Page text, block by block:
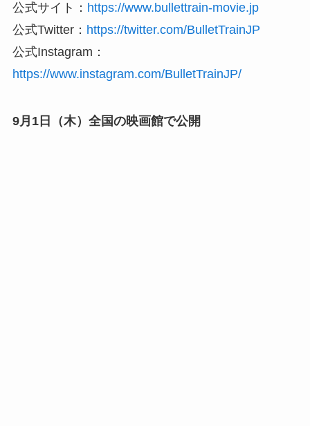
公式サイト： https://www.bullettrain-movie.jp
公式Twitter： https://twitter.com/BulletTrainJP
公式Instagram：
https://www.instagram.com/BulletTrainJP/
9月1日（木）全国の映画館で公開